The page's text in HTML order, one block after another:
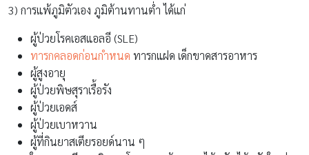
3) การแพ้ภูมิตัวเอง ภูมิต้านทานต่ำ ได้แก่
ผู้ป่วยโรคเอสแอลอี (SLE)
ทารกคลอดก่อนกำหนด ทารกแฝด เด็กขาดสารอาหาร
ผู้สูงอายุ
ผู้ป่วยพิษสุราเรื้อรัง
ผู้ป่วยเอดส์
ผู้ป่วยเบาหวาน
ผู้ที่กินยาสเตียรอยด์นาน ๆ